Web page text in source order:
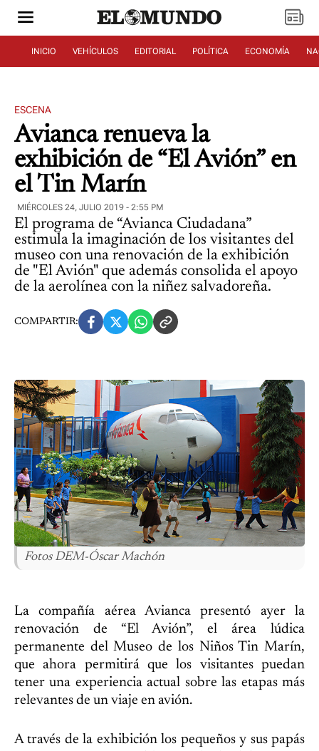
INICIO VEHÍCULOS EDITORIAL POLÍTICA ECONOMÍA
ESCENA
Avianca renueva la
exhibición de “El Avión” en
el Tin Marín
MIÉRCOLES 24, JULIO 2019 - 2:55 PM
El programa de “Avianca Ciudadana”
estimula la imaginación de los visitantes del
museo con una renovación de la exhibición
de "El Avión" que además consolida el apoyo
de la aerolínea con la niñez salvadoreña.
COMPARTIR:
Fotos DEM-Óscar Machón
La compañía aérea Avianca presentó ayer la
renovación de “El Avión”, el área lúdica
permanente del Museo de los Niños Tin Marín,
que ahora permitirá que los visitantes puedan
tener una experiencia actual sobre las etapas más
relevantes de un viaje en avión.
A través de la exhibición los pequeños y sus papás